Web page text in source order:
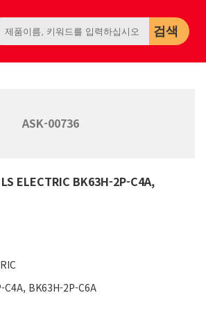
검색
ASK-00736
ELECTRIC BK63H-2P-C4A,
C4A, BK63H-2P-C6A